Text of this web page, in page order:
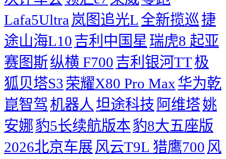
Lafa5Ultra 岚图追光L 全新揽巡捷
途山海L10吉利中国星 瑞虎8 起亚
赛图斯纵横 F700吉利银河TT极
狐贝塔S3荣耀X80 Pro Max华为乾
崑智驾 机器人 坦途科技 阿维塔姚
安娜豹5长续航版本豹8大五座版
2026北京车展 风云T9L 猎鹰700 风